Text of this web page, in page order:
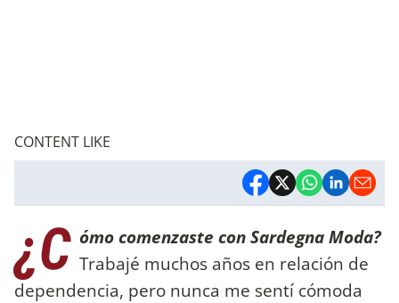
CONTENT LIKE
¿C ómo comenzaste con Sardegna Moda?
Trabajé muchos años en relación de
dependencia, pero nunca me sentí cómoda